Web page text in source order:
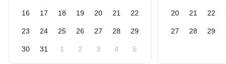
16 17 18 19 20 21 22
23 24 25 26 27 28 29
30 31 1 2 3 4 5
20 21 22
27 28 29